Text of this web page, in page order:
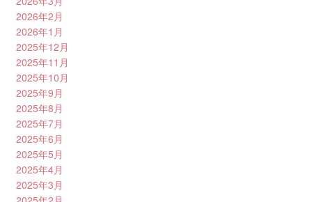
2026年2月
2026年1月
2025年12月
2025年11月
2025年10月
2025年9月
2025年8月
2025年7月
2025年6月
2025年5月
2025年4月
2025年3月